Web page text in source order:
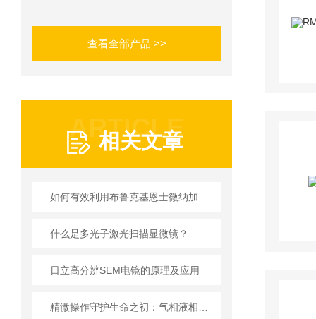
查看全部产品 >>
ARTICLE
相关文章
什么是多光子激光扫描显微镜？
日立高分辨SEM电镜的原理及应用